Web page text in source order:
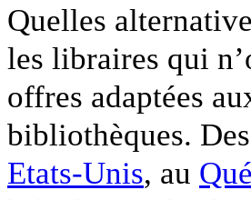
Quelles
les libraires qui
offres adaptées
bibliothèques.
Etats-Unis, au